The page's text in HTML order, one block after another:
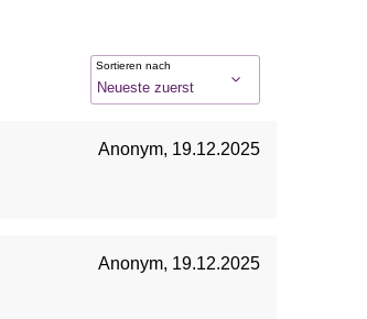
Sortieren nach
Anonym, 19.12.2025
Anonym, 19.12.2025